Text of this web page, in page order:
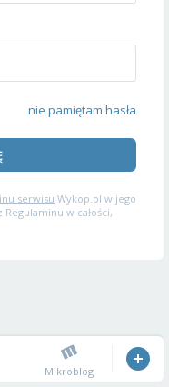
nie pamiętam hasła
serwisu Wykop.pl w jego
w całości,
Mikroblog